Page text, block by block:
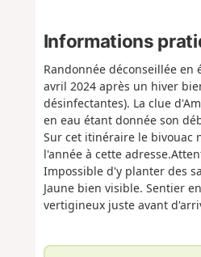
Informations
Randonnée déconseillée
avril 2024 après un hiver
désinfectantes). La clue
en eau étant donnée son
Sur cet itinéraire le bivouac
l'année à cette
Impossible d'y planter des
Jaune bien visible. Sentier
vertigineux juste avant